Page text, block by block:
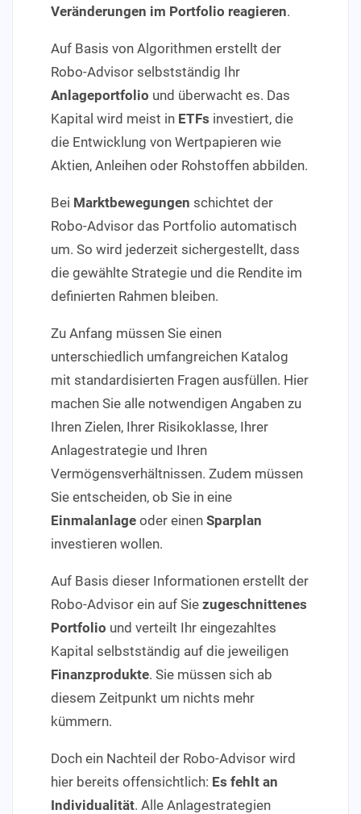
Veränderungen im Portfolio reagieren.
Auf Basis von Algorithmen erstellt der
Robo-Advisor selbstständig Ihr
Anlageportfolio und überwacht es. Das
Kapital wird meist in ETFs investiert, die
die Entwicklung von Wertpapieren wie
Aktien, Anleihen oder Rohstoffen abbilden.
Bei Marktbewegungen schichtet der
Robo-Advisor das Portfolio automatisch
um. So wird jederzeit sichergestellt, dass
die gewählte Strategie und die Rendite im
definierten Rahmen bleiben.
Zu Anfang müssen Sie einen
unterschiedlich umfangreichen Katalog
mit standardisierten Fragen ausfüllen. Hier
machen Sie alle notwendigen Angaben zu
Ihren Zielen, Ihrer Risikoklasse, Ihrer
Anlagestrategie und Ihren
Vermögensverhältnissen. Zudem müssen
Sie entscheiden, ob Sie in eine
Einmalanlageoder einen Sparplan
investieren wollen.
Auf Basis dieser Informationen erstellt der
Robo-Advisor ein auf Sie zugeschnittenes
Portfolio und verteilt Ihr eingezahltes
Kapital selbstständig auf die jeweiligen
Finanzprodukte. Sie müssen sich ab
diesem Zeitpunkt um nichts mehr
kümmern.
Doch ein Nachteil der Robo-Advisor wird
hier bereits offensichtlich: Es fehlt an
Individualität. Alle Anlagestrategien